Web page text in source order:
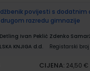
povijesti s
razredu gimnazije
Ivan Peklić Zdenko
KNJIGA d.d. Registarski
CIJENA: 24,50 €